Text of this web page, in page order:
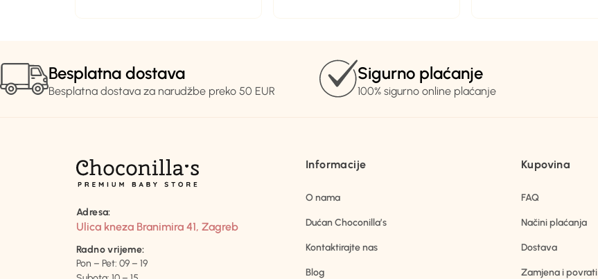
Besplatna dostava
Besplatna dostava za narudžbe preko 50 EUR
Sigurno plaćanje
100% sigurno online plaćanje
Adresa:
Ulica kneza Branimira 41, Zagreb
Radno vrijeme:
Pon – Pet: 09 – 19
Informacije
O nama
Dućan Choconilla’s
Kontaktirajte nas
Blog
Kupovina
FAQ
Načini plaćanja
Dostava
Zamjena i povrati